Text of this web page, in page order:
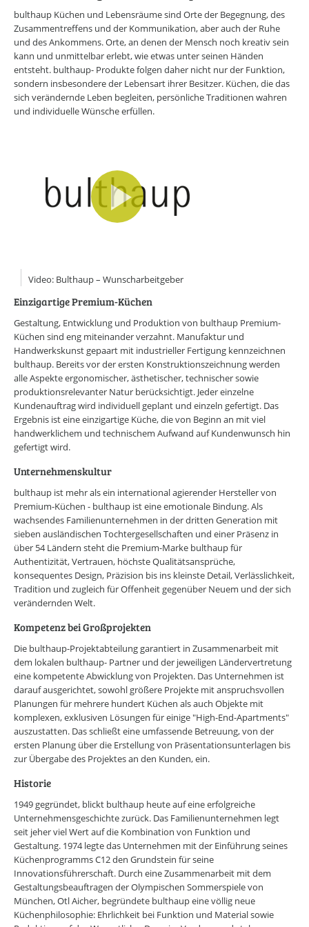
Personal Coaching
Wunscharbeitgeber-News
E-Bibliothek
E-Videothek
Veranstaltungen
CAREERS LOUNGENEWSLETTER
CAREERS LOUNGE WISSENSVORSPRUNG
Flagge zeigen
CAREERS LOUNGENETZWERK
Online-Wissensforum
Über uns
Presse
Werbemöglichkeiten
Kontakt
Impressum
Datenschutzerklärung
bulthaup Küchen und Lebensräume sind Orte der Begegnung, des
Zusammentreffens und der Kommunikation, aber auch der Ruhe
und des Ankommens. Orte, an denen der Mensch noch kreativ sein
kann und unmittelbar erlebt, wie etwas unter seinen Händen
entsteht. bulthaup- Produkte folgen daher nicht nur der Funktion,
sondern insbesondere der Lebensart ihrer Besitzer. Küchen, die das
sich verändernde Leben begleiten, persönliche Traditionen wahren
und individuelle Wünsche erfüllen.
Video: Bulthaup – Wunscharbeitgeber
Einzigartige Premium-Küchen
Gestaltung, Entwicklung und Produktion von bulthaup Premium-
Küchen sind eng miteinander verzahnt. Manufaktur und
Handwerkskunst gepaart mit industrieller Fertigung kennzeichnen
bulthaup. Bereits vor der ersten Konstruktionszeichnung werden
alle Aspekte ergonomischer, ästhetischer, technischer sowie
produktionsrelevanter Natur berücksichtigt. Jeder einzelne
Kundenauftrag wird individuell geplant und einzeln gefertigt. Das
Ergebnis ist eine einzigartige Küche, die von Beginn an mit viel
handwerklichem und technischem Aufwand auf Kundenwunsch hin
gefertigt wird.
Unternehmenskultur
bulthaup ist mehr als ein international agierender Hersteller von
Premium-Küchen - bulthaup ist eine emotionale Bindung. Als
wachsendes Familienunternehmen in der dritten Generation mit
sieben ausländischen Tochtergesellschaften und einer Präsenz in
über 54 Ländern steht die Premium-Marke bulthaup für
Authentizität, Vertrauen, höchste Qualitätsansprüche,
konsequentes Design, Präzision bis ins kleinste Detail, Verlässlichkeit,
Tradition und zugleich für Offenheit gegenüber Neuem und der sich
verändernden Welt.
Kompetenz bei Großprojekten
Die bulthaup-Projektabteilung garantiert in Zusammenarbeit mit
dem lokalen bulthaup- Partner und der jeweiligen Ländervertretung
eine kompetente Abwicklung von Projekten. Das Unternehmen ist
darauf ausgerichtet, sowohl größere Projekte mit anspruchsvollen
Planungen für mehrere hundert Küchen als auch Objekte mit
komplexen, exklusiven Lösungen für einige "High-End-Apartments"
auszustatten. Das schließt eine umfassende Betreuung, von der
ersten Planung über die Erstellung von Präsentationsunterlagen bis
zur Übergabe des Projektes an den Kunden, ein.
Historie
1949 gegründet, blickt bulthaup heute auf eine erfolgreiche
Unternehmensgeschichte zurück. Das Familienunternehmen legt
seit jeher viel Wert auf die Kombination von Funktion und
Gestaltung. 1974 legte das Unternehmen mit der Einführung seines
Küchenprogramms C12 den Grundstein für seine
Innovationsführerschaft. Durch eine Zusammenarbeit mit dem
Gestaltungsbeauftragen der Olympischen Sommerspiele von
München, Otl Aicher, begründete bulthaup eine völlig neue
Küchenphilosophie: Ehrlichkeit bei Funktion und Material sowie